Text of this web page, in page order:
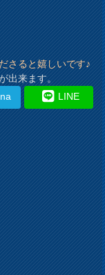
さると嬉しいです♪
出来ます。
LINE